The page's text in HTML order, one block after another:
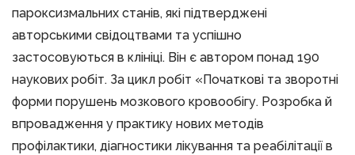
пароксизмальних станів, які підтверджені
авторськими свідоцтвами та успішно
застосовуються в клініці. Він є автором понад 190
наукових робіт. За цикл робіт «Початкові та зворотні
форми порушень мозкового кровообігу. Розробка й
впровадження у практику нових методів
профілактики, діагностики лікування та реабілітації в